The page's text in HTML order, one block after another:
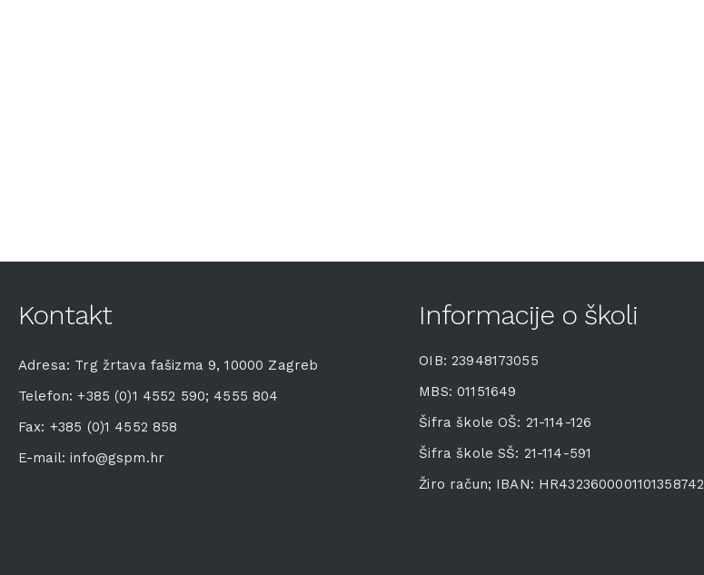
Kontakt
Adresa: Trg žrtava fašizma 9, 10000 Zagreb
Telefon: +385 (0)1 4552 590; 4555 804
Fax: +385 (0)1 4552 858
E-mail: info@gspm.hr
Informacije o školi
OIB: 23948173055
MBS: 01151649
Šifra škole OŠ: 21-114-126
Šifra škole SŠ: 21-114-591
Žiro račun; IBAN: HR4323600001101358742